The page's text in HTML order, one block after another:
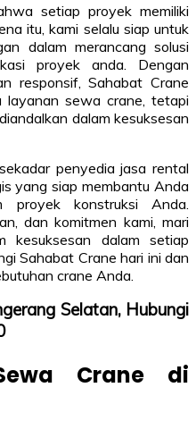
setiap proyek memiliki
itu, kami selalu siap untuk
dalam merancang solusi
proyek anda. Dengan
responsif, Sahabat Crane
layanan sewa crane, tetapi
dalam kesuksesan
penyedia jasa rental
yang siap membantu Anda
proyek konstruksi Anda.
dan komitmen kami, mari
kesuksesan dalam setiap
Sahabat Crane hari ini dan
crane Anda.
Selatan, Hubungi
Crane di